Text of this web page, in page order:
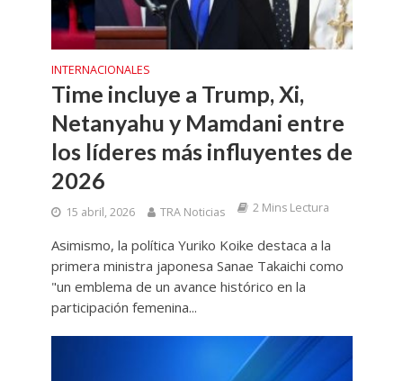
INTERNACIONALES
Time incluye a Trump, Xi,
Netanyahu y Mamdani entre
los líderes más influyentes de
2026
15 abril, 2026 TRA Noticias 2 Mins Lectura
Asimismo, la política Yuriko Koike destaca a la
primera ministra japonesa Sanae Takaichi como
"un emblema de un avance histórico en la
participación femenina...